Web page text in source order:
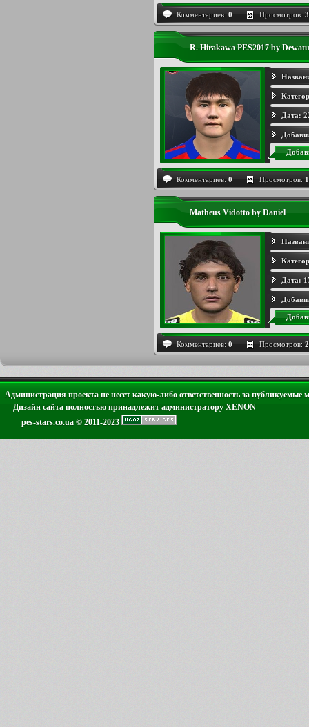
Комментариев: 0 Просмотров:
R. Hirakawa PES2017 by
Дата:
Комментариев: 0 Просмотров:
Matheus Vidotto by Daniel
Дата:
Комментариев: 0 Просмотров:
Администрация проекта не несет какую-либо ответственность за публикуемые
Дизайн сайта полностью принадлежит администратору XENON
pes-stars.co.ua © 2011-2023